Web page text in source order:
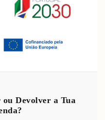
ou Devolver a Tua